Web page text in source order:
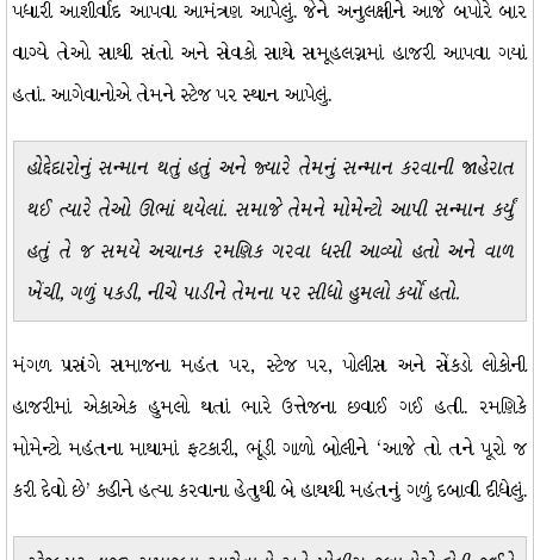
પધારી આશીર્વાદ આપવા આમંત્રણ આપેલું. જેને અનુલક્ષીને આજે બપોરે બાર
વાગ્યે તેઓ સાથી સંતો અને સેવકો સાથે સમૂહલગ્નમાં હાજરી આપવા ગયાં
હતાં. આગેવાનોએ તેમને સ્ટેજ પર સ્થાન આપેલું.
હોદ્દેદારોનું સન્માન થતું હતું અને જ્યારે તેમનું સન્માન કરવાની જાહેરાત
થઈ ત્યારે તેઓ ઊભાં થયેલાં. સમાજે તેમને મોમેન્ટો આપી સન્માન કર્યું
હતું તે જ સમયે અચાનક રમણિક ગરવા ધસી આવ્યો હતો અને વાળ
ખેંચી, ગળું પકડી, નીચે પાડીને તેમના પર સીધો હુમલો કર્યો હતો.
મંગળ પ્રસંગે સમાજના મહંત પર, સ્ટેજ પર, પોલીસ અને સેંકડો લોકોની
હાજરીમાં એકાએક હુમલો થતાં ભારે ઉત્તેજના છવાઈ ગઈ હતી. રમણિકે
મોમેન્ટો મહંતના માથામાં ફટકારી, ભૂંડી ગાળો બોલીને ‘આજે તો તને પૂરો જ
કરી દેવો છે’ કહીને હત્યા કરવાના હેતુથી બે હાથથી મહંતનું ગળું દબાવી દીધેલું.